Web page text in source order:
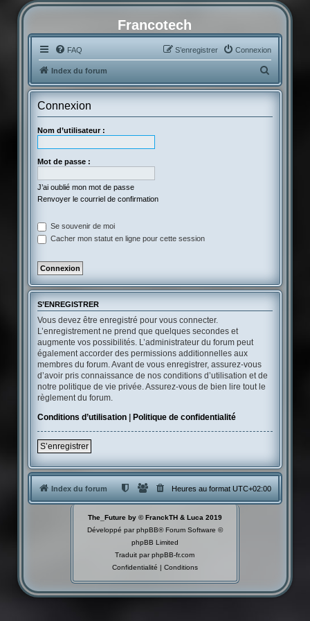
Francotech
FAQ Connexion
S’enregistrer
Index du forum
e
Connexion
Nom d’utilisateur :
Mot de passe :
J’ai oublié mon mot de passe
Renvoyer le courriel de confirmation
Se souvenir de moi
Cacher mon statut en ligne pour cette session
S’ENREGISTRER
Vous devez être enregistré pour vous connecter.
L’enregistrement ne prend que quelques secondes et
augmente vos possibilités. L’administrateur du forum peut
également accorder des permissions additionnelles aux
membres du forum. Avant de vous enregistrer, assurez-vous
d’avoir pris connaissance de nos conditions d’utilisation et de
notre politique de vie privée. Assurez-vous de bien lire tout le
règlement du forum.
Conditions d’utilisation| Politique de confidentialité
S’enregistrer
Index du forum Heures au formatUTC+02:00
The_Future by © FranckTH & Luca 2019
Développé parphpBB® Forum Software ©
phpBB Limited
Traduit parphpBB-fr.com
Confidentialité | Conditions